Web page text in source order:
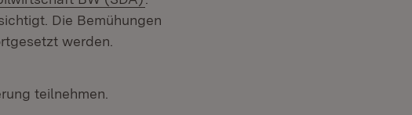
Die Bemühungen
werden.
teilnehmen.